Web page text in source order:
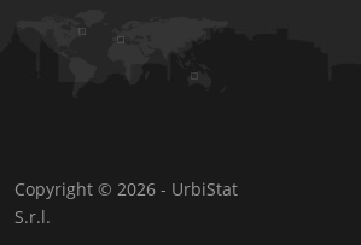
Copyright © 2026 - UrbiStat
S.r.l.